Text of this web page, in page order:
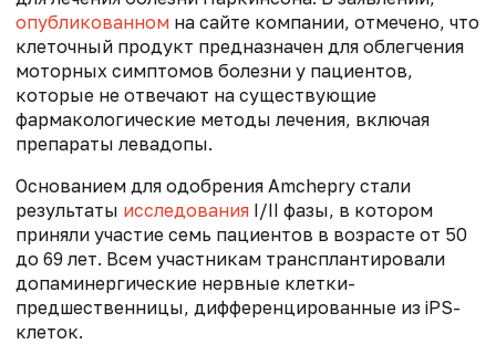
опубликованном на сайте компании, отмечено, что
клеточный продукт предназначен для облегчения
моторных симптомов болезни у пациентов,
которые не отвечают на существующие
фармакологические методы лечения, включая
препараты левадопы.
Основанием для одобрения Amchepry стали
результаты исследования I/II фазы, в котором
приняли участие семь пациентов в возрасте от 50
до 69 лет. Всем участникам трансплантировали
допаминергические нервные клетки-
предшественницы, дифференцированные из iPS-
клеток.